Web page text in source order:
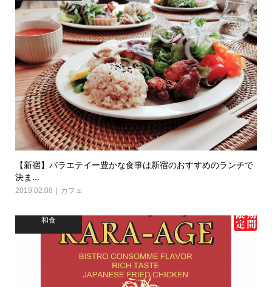
【新宿】バラエテイー豊かな食事は新宿のおすすめのランチで
決ま...
2019.02.08 カフェ
和食